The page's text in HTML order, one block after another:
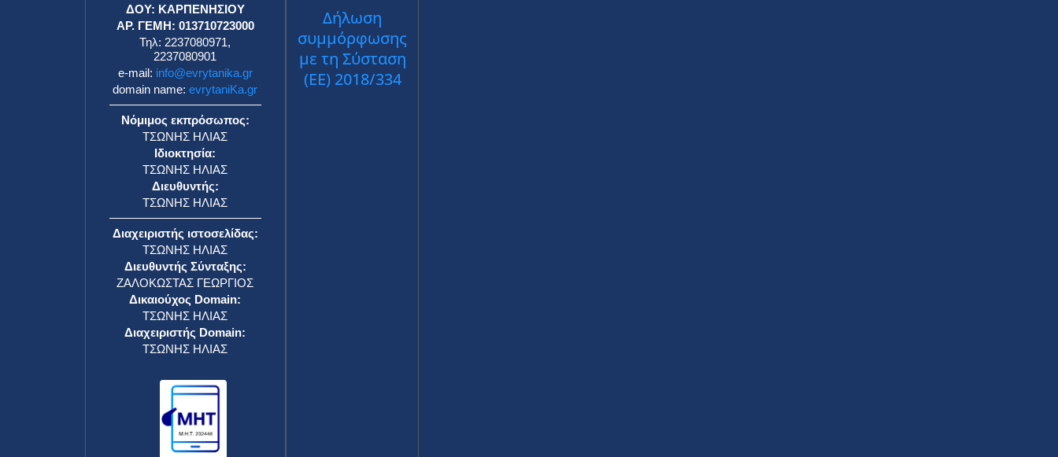
ΔΟΥ: ΚΑΡΠΕΝΗΣΙΟΥ
ΑΡ. ΓΕΜΗ: 013710723000
Τηλ: 2237080971,
2237080901
e-mail: info@evrytanika.gr
domain name:evrytaniKa.gr
Νόμιμος εκπρόσωπος:
ΤΣΩΝΗΣ ΗΛΙΑΣ
Ιδιοκτησία:
ΤΣΩΝΗΣ ΗΛΙΑΣ
Διευθυντής:
ΤΣΩΝΗΣ ΗΛΙΑΣ
Διαχειριστής ιστοσελίδας:
ΤΣΩΝΗΣ ΗΛΙΑΣ
Διευθυντής Σύνταξης:
ΖΑΛΟΚΩΣΤΑΣ ΓΕΩΡΓΙΟΣ
Δικαιούχος Domain:
ΤΣΩΝΗΣ ΗΛΙΑΣ
Διαχειριστής Domain:
ΤΣΩΝΗΣ ΗΛΙΑΣ
Δήλωση
συμμόρφωσης
με τη Σύσταση
(ΕΕ) 2018/334